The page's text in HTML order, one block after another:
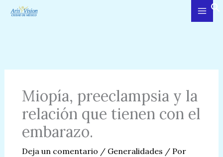
Miopía, preeclampsia y la
relación que tienen con el
embarazo.
Deja un comentario / Generalidades / Por